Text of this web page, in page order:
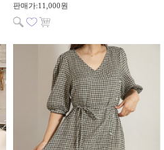
판매가:11,000원